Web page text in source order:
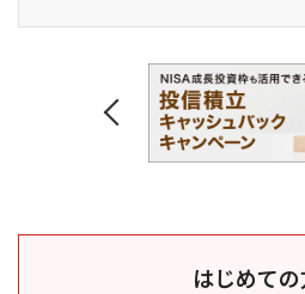
はじめて